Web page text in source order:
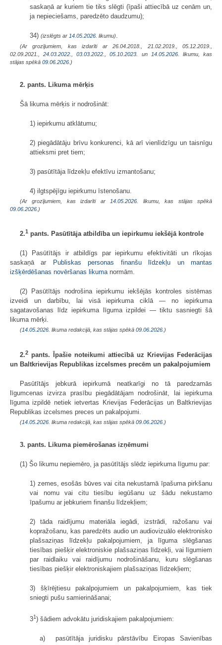
saskaņā ar kuriem tie tiks slēgti (īpaši attiecībā uz cenām un,
ja nepieciešams, paredzēto daudzumu);
34) (izslēgts ar 14.05.2026 . likumu)
(Ar grozījumiem, kas izdarīti ar 26.04.2018., 21.02.2019., 05.12.2019.,
02.09.2021.,24.03.2022. ,03.03.2022. ,05.10.2023. un 14.05.2026. likumu, kas
stājas spēkā 09.06.2026. )
2. pants. Likuma mērķis
Šā likuma mērķis ir nodrošināt:
1) iepirkumu atklātumu;
2) piegādātāju brīvu konkurenci, kā arī vienlīdzīgu un taisnīgu
attieksmi pret tiem;
3) pasūtītāja līdzekļu efektīvu izmantošanu;
4) ilgtspējīgu iepirkumu īstenošanu.
(Ar grozījumiem, kas izdarīti ar 14.05.2026 . likumu, kas stājas spēkā
09.06.2026. )
2.1 pants. Pasūtītāja atbildība un iepirkumu iekšējā kontrole
(1) Pasūtītājs ir atbildīgs par iepirkumu efektivitāti un rīkojas
saskaņā ar
Publiskas personas finanšu līdzekļu un mantas
izšķērdēšanas novēršanas likumanormām.
(2) Pasūtītājs nodrošina iepirkumu iekšējās kontroles sistēmas
izveidi un darbību, lai visā iepirkuma ciklā — no iepirkuma
sagatavošanas līdz iepirkuma līguma izpildei — tiktu sasniegti šā
likuma mērķi.
(14.05.2026 . likuma redakcijā, kas stājas spēkā 09.06.2026. )
2.2 pants. Īpašie noteikumi attiecībā uz Krievijas Federācijas
un Baltkrievijas Republikas izcelsmes precēm un pakalpojumiem
Pasūtītājs jebkurā iepirkumā neatkarīgi no tā paredzamās
līgumcenas izvirza prasību piegādātājam nodrošināt, lai iepirkuma
līguma izpildē netiek ietvertas Krievijas Federācijas un Baltkrievijas
Republikas izcelsmes preces un pakalpojumi.
(14.05.2026 . likuma redakcijā, kas stājas spēkā 09.06.2026. )
3. pants. Likuma piemērošanas izņēmumi
(1) Šo likumu nepiemēro, ja pasūtītājs slēdz iepirkuma līgumu par:
1) zemes, esošās būves vai cita nekustamā īpašuma pirkšanu
vai nomu vai citu tiesību iegūšanu uz šādu nekustamo
īpašumu ar jebkuriem finanšu līdzekļiem;
2) tāda raidījumu materiāla iegādi, izstrādi, ražošanu vai
kopražošanu, kas paredzēts audio un audiovizuālo elektronisko
plašsaziņas līdzekļu pakalpojumiem, ja līguma slēgšanas
tiesības piešķir elektroniskie plašsaziņas līdzekļi, vai līgumiem
par raidlaiku vai raidījumu nodrošināšanu, kuru slēgšanas
tiesības piešķir elektroniskajiem plašsaziņas līdzekļiem;
3) šķīrējtiesu pakalpojumiem un pakalpojumiem, kas tiek
sniegti pušu samierināšanai;
31) šādiem advokātu juridiskajiem pakalpojumiem:
a) pasūtītāja juridisku pārstāvību Eiropas Savienības